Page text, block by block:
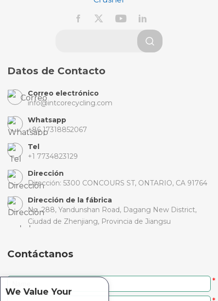
Datos de Contacto
Correo electrónico
info@intcorecycling.com
Whatsapp
+86 17318852067
Tel
+1 7734823129
Dirección
Dirección: 5300 CONCOURS ST, ONTARIO, CA 91764
Dirección de la fábrica
No. 288, Yandunshan Road, Dagang New District,
Ciudad de Zhenjiang, Provincia de Jiangsu
Contáctanos
*
We Value Your